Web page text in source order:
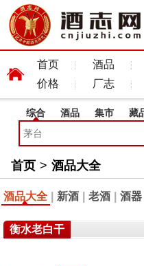
首页 酒品
价格
厂志
综合 酒品 集市 藏
首页 > 酒品大全
酒品大全 新酒 老酒 酒器
衡水老白干